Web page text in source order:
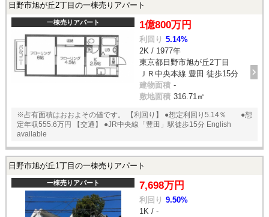
日野市旭が丘2丁目の一棟売りアパート
一棟売りアパート 1億800万円
利回り 5.14%
2K / 1977年
東京都日野市旭が丘2丁目
ＪＲ中央本線 豊田 徒歩15分
建物面積 -
敷地面積 316.71㎡
※占有面積はおおよその値です。 【利回り】 ●想定利回り5.14％ ●想
定年収555.6万円 【交通】 ●JR中央線「豊田」駅徒歩15分 English
available
日野市旭が丘1丁目の一棟売りアパート
一棟売りアパート 7,698万円
利回り 9.50%
1K / -